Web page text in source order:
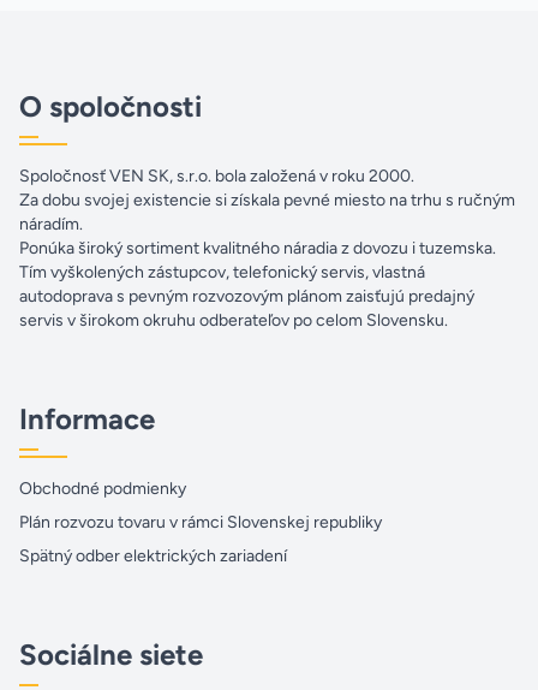
O spoločnosti
Spoločnosť VEN SK, s.r.o. bola založená v roku 2000.
Za dobu svojej existencie si získala pevné miesto na trhu s ručným
náradím.
Ponúka široký sortiment kvalitného náradia z dovozu i tuzemska.
Tím vyškolených zástupcov, telefonický servis, vlastná
autodoprava s pevným rozvozovým plánom zaisťujú predajný
servis v širokom okruhu odberateľov po celom Slovensku.
Informace
Obchodné podmienky
Plán rozvozu tovaru v rámci Slovenskej republiky
Spätný odber elektrických zariadení
Sociálne siete